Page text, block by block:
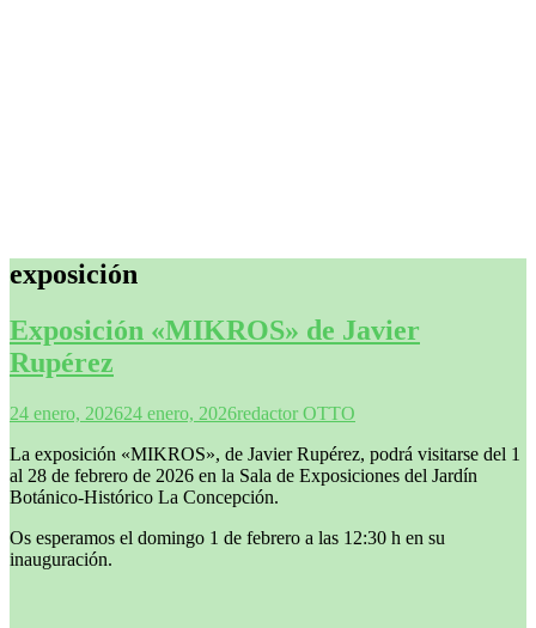
exposición
Exposición «MIKROS» de Javier
Rupérez
24 enero, 202624 enero, 2026redactor OTTO
La exposición «MIKROS», de Javier Rupérez, podrá visitarse del 1
al 28 de febrero de 2026 en la Sala de Exposiciones del Jardín
Botánico-Histórico La Concepción.
Os esperamos el domingo 1 de febrero a las 12:30 h en su
inauguración.